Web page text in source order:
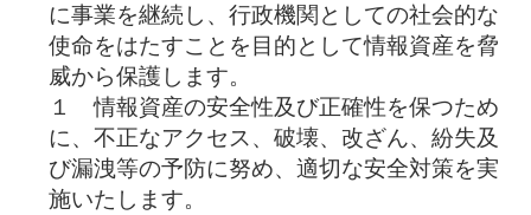
に事業を継続し、行政機関としての社会的な
使命をはたすことを目的として情報資産を脅
威から保護します。
１ 情報資産の安全性及び正確性を保つため
に、不正なアクセス、破壊、改ざん、紛失及
び漏洩等の予防に努め、適切な安全対策を実
施いたします。